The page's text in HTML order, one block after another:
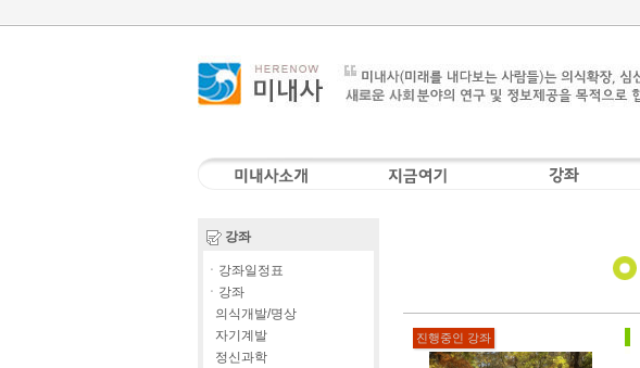
강좌
ㆍ강좌일정표
ㆍ강좌
의식개발/명상
자기계발
정신과학
진행중인 강좌